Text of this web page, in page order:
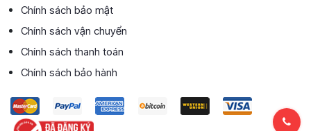
Chính sách bảo mật
Chính sách vận chuyển
Chính sách thanh toán
Chính sách bảo hành